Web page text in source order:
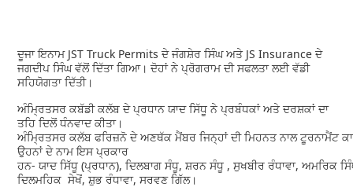
ਦੂਜਾ ਇਨਾਮ JST Truck Permits ਦੇ ਜੰਗਸ਼ੇਰ ਸਿੰਘ ਅਤੇ JS Insurance ਦੇ
ਜਗਦੀਪ ਸਿੰਘ ਵੱਲੋਂ ਦਿੱਤਾ ਗਿਆ। ਦੋਹਾਂ ਨੇ ਪ੍ਰੋਗਰਾਮ ਦੀ ਸਫਲਤਾ ਲਈ ਵੱਡੀ
ਸਹਿਯੋਗਤਾ ਦਿੱਤੀ।
ਅੰਮ੍ਰਿਤਸਰ ਕਬੱਡੀ ਕਲੱਬ ਦੇ ਪ੍ਰਧਾਨ ਯਾਦ ਸਿੱਧੂ ਨੇ ਪ੍ਰਬੰਧਕਾਂ ਅਤੇ ਦਰਸ਼ਕਾਂ ਦਾ
ਤਹਿ ਦਿਲੋਂ ਧੰਨਵਾਦ ਕੀਤਾ।
ਅੰਮ੍ਰਿਤਸਰ ਕਲੱਬ ਫਰਿਜ਼ਨੋ ਦੇ ਅਣਥੱਕ ਮੈਂਬਰ ਜਿਨ੍ਹਾਂ ਦੀ ਮਿਹਨਤ ਨਾਲ ਟੂਰਨਾਮੈਂਟ
ਉਹਨਾਂ ਦੇ ਨਾਮ ਇਸ ਪ੍ਰਕਾਰ
ਹਨ- ਯਾਦ ਸਿੱਧੂ (ਪ੍ਰਧਾਨ), ਦਿਲਬਾਗ ਸੰਧੂ, ਸ਼ਰਨ ਸੰਧੂ , ਸੁਖਬੀਰ ਰੰਧਾਵਾ, ਅਮਰਿਕ
ਦਿਲਮਹਿਕ ਸੇਖੋਂ, ਸ਼ੁਭ ਰੰਧਾਵਾ, ਸਰਵਣ ਗਿੱਲ।